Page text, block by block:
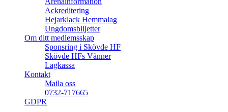
Ackreditering
Hejarklack Hemmalag
Ungdomsbiljetter
Om ditt medlemsskap
Sponsring i Skövde HF
Skövde HFs Vänner
Lagkassa
Kontakt
Maila oss
0732-717665
GDPR